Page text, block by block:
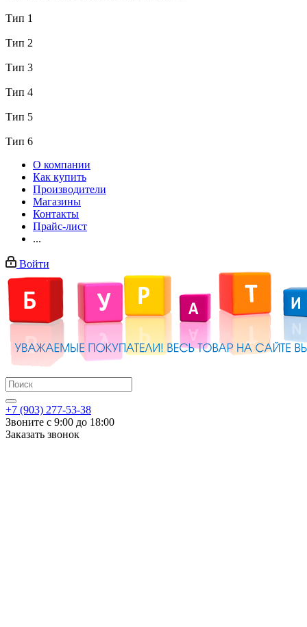
Тип 1
Тип 2
Тип 3
Тип 4
Тип 5
Тип 6
О компании
Как купить
Производители
Магазины
Контакты
Прайс-лист
...
Войти
+7 (903) 277-53-38
Звоните с 9:00 до 18:00
Заказать звонок